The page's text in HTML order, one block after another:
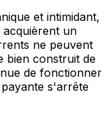
et intimidant,
acquièrent un
ne peuvent
bien construit de
de fonctionner
s'arrête